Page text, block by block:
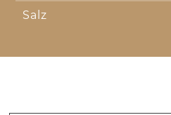
Salz